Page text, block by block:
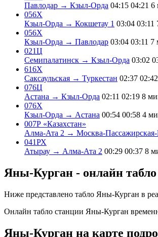
Павлодар → Кзыл-Орда 04:15 04:21 6
056Х
Кзыл-Орда → Кокшетау 1 03:04 03:11
056Х
Кзыл-Орда → Павлодар 03:04 03:11 7
021Ц
Семипалатинск → Кзыл-Орда 03:02
616Х
Саксаульская → Туркестан 02:37 02:42
076Ц
Астана → Кзыл-Орда 02:11 02:19 8
076Х
Кзыл-Орда → Астана 00:54 00:58 4
007Р «Казахстан»
Алма-Ата 2 → Москва-Пассажирская-
041РХ
Атырау → Алма-Ата 2 00:29 00:37 8
Яны-Курган - онлайн
Ниже представлено табло Яны-Курган в
Онлайн табло станции Яны-Курган
Яны-Курган на карте